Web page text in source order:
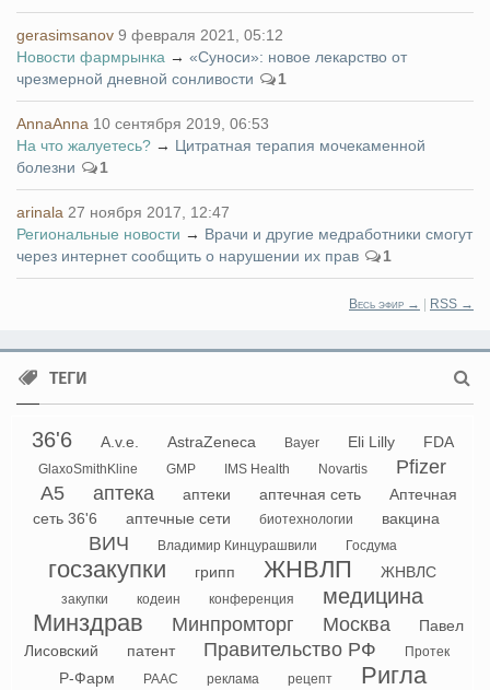
gerasimsanov 9 февраля 2021, 05:12
Новости фармрынка → «Суноси»: новое лекарство от
чрезмерной дневной сонливости
1
AnnaAnna 10 сентября 2019, 06:53
На что жалуетесь? → Цитратная терапия мочекаменной
болезни
1
arinala 27 ноября 2017, 12:47
Региональные новости → Врачи и другие медработники смогут
через интернет сообщить о нарушении их прав
1
Весь эфир → | RSS →
ТЕГИ
36'6 A.v.e. AstraZeneca Bayer Eli Lilly FDA
GlaxoSmithKline GMP IMS Health Novartis
Pfizer
А5
аптека аптеки аптечная сеть
Аптечная
сеть 36'6
аптечные сети биотехнологии вакцина
ВИЧ Владимир Кинцурашвили Госдума
госзакупки грипп ЖНВЛП ЖНВЛС
закупки кодеин конференция медицина
Минздрав Минпромторг Москва
Павел
Лисовский
патент Правительство РФ Протек
Р-Фарм РААС реклама рецепт Ригла